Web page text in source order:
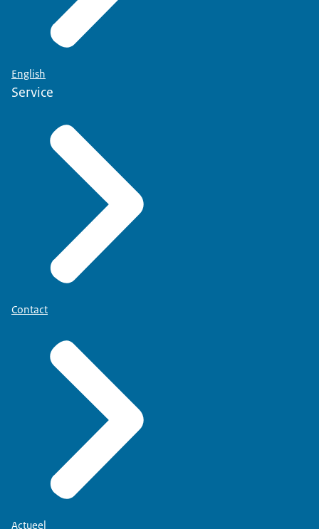
English
Service
Contact
Actueel